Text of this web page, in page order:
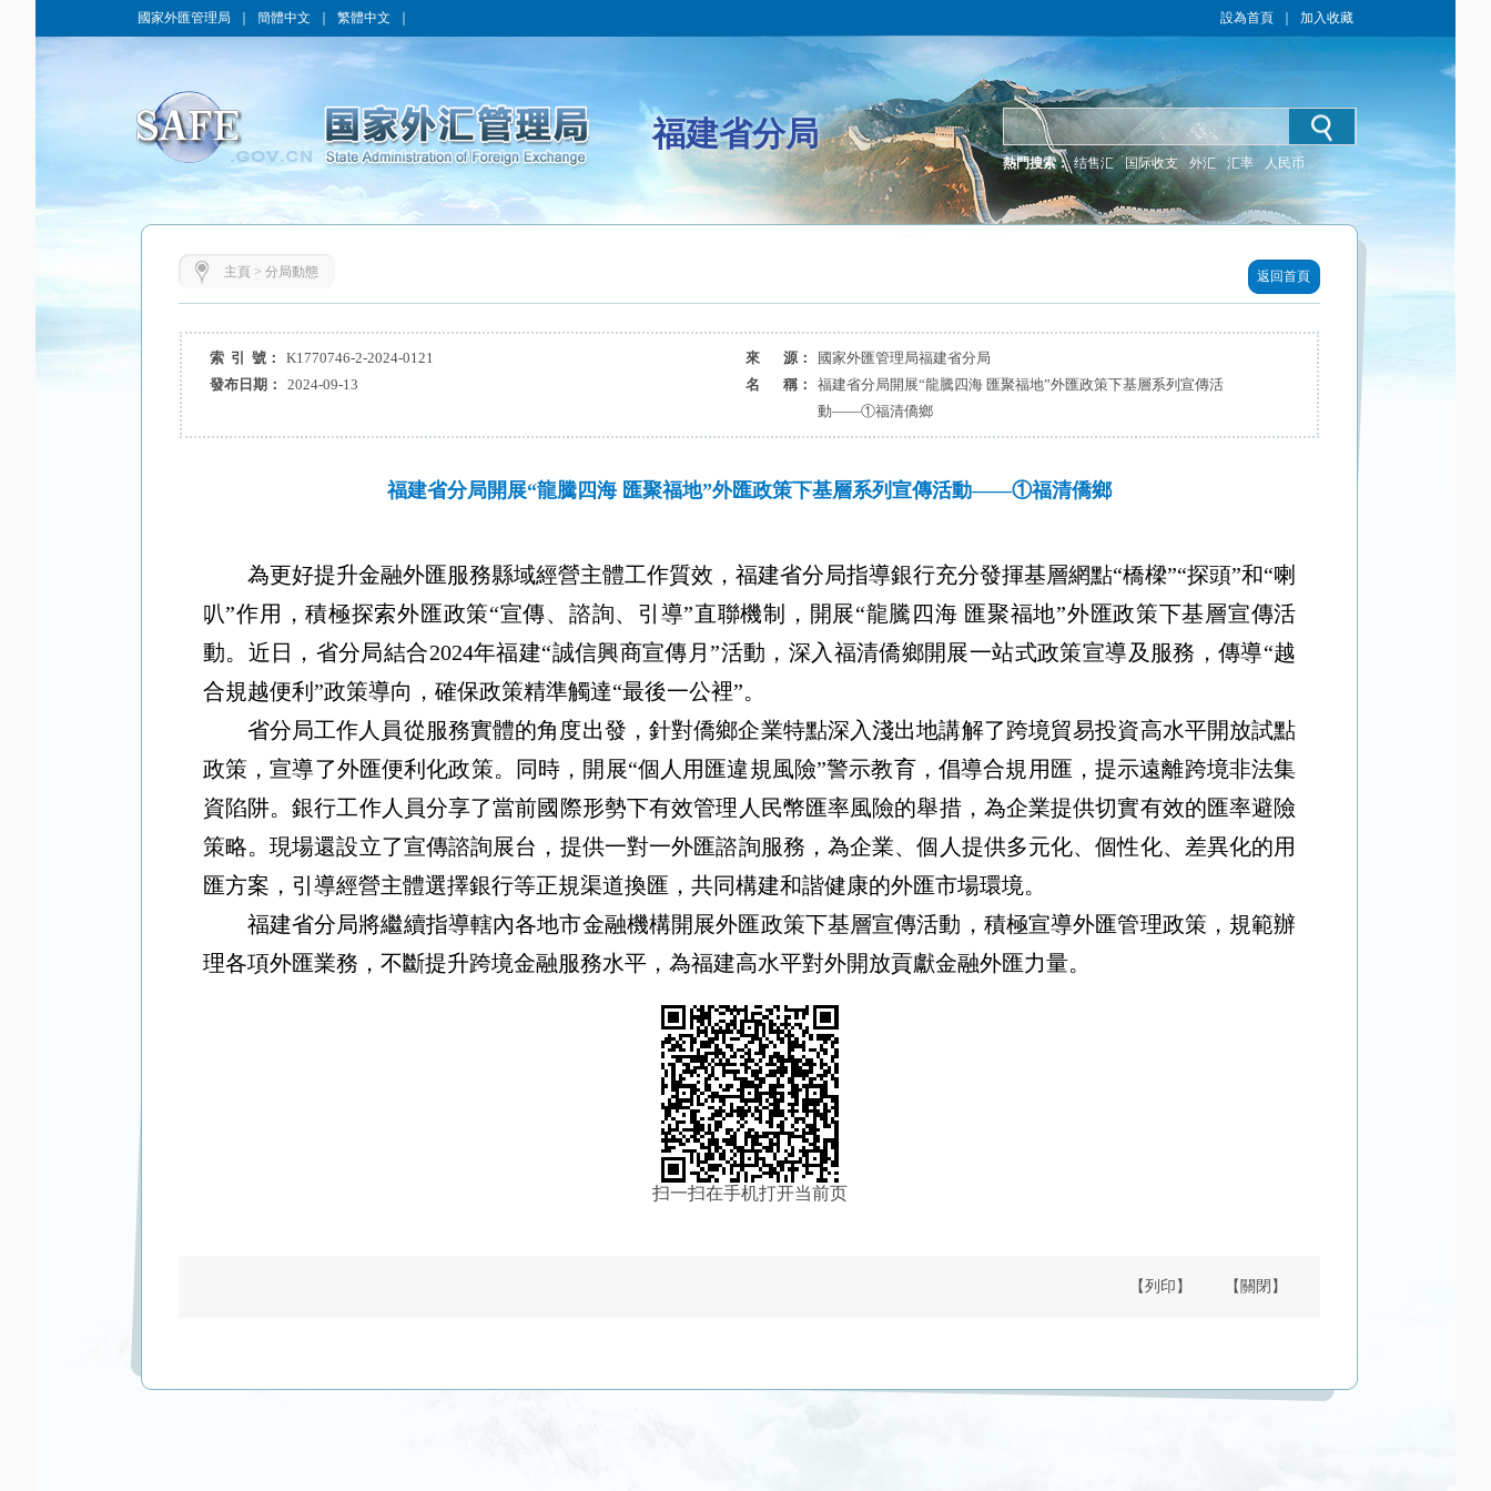
國家外匯管理局 簡體中文 繁體中文 設為首頁 加入收藏
福建省分局
熱門搜索： 结售汇 国际收支 外汇 汇率 人民币
主頁 > 分局動態 返回首頁
索 引 號： K1770746-2-2024-0121 來 源：
國家外匯管理局福建省分局
發布日期：
2024-09-13 名 稱：
福建省分局開展“龍騰四海 匯聚福地”外匯政策下基層系列宣傳活
動——①福清僑鄉
福建省分局開展“龍騰四海 匯聚福地”外匯政策下基層系列宣傳活動——①福清僑鄉
為更好提升金融外匯服務縣域經營主體工作質效，福建省分局指導銀行充分發揮基層網點“橋樑”“探頭”和“喇
叭”作用，積極探索外匯政策“宣傳、諮詢、引導”直聯機制，開展“龍騰四海 匯聚福地”外匯政策下基層宣傳活
動。近日，省分局結合2024年福建“誠信興商宣傳月”活動，深入福清僑鄉開展一站式政策宣導及服務，傳導“越
合規越便利”政策導向，確保政策精準觸達“最後一公裡”。
省分局工作人員從服務實體的角度出發，針對僑鄉企業特點深入淺出地講解了跨境貿易投資高水平開放試點
政策，宣導了外匯便利化政策。同時，開展“個人用匯違規風險”警示教育，倡導合規用匯，提示遠離跨境非法集
資陷阱。銀行工作人員分享了當前國際形勢下有效管理人民幣匯率風險的舉措，為企業提供切實有效的匯率避險
策略。現場還設立了宣傳諮詢展台，提供一對一外匯諮詢服務，為企業、個人提供多元化、個性化、差異化的用
匯方案，引導經營主體選擇銀行等正規渠道換匯，共同構建和諧健康的外匯市場環境。
福建省分局將繼續指導轄內各地市金融機構開展外匯政策下基層宣傳活動，積極宣導外匯管理政策，規範辦
理各項外匯業務，不斷提升跨境金融服務水平，為福建高水平對外開放貢獻金融外匯力量。
扫一扫在手机打开当前页
【列印】 【關閉】